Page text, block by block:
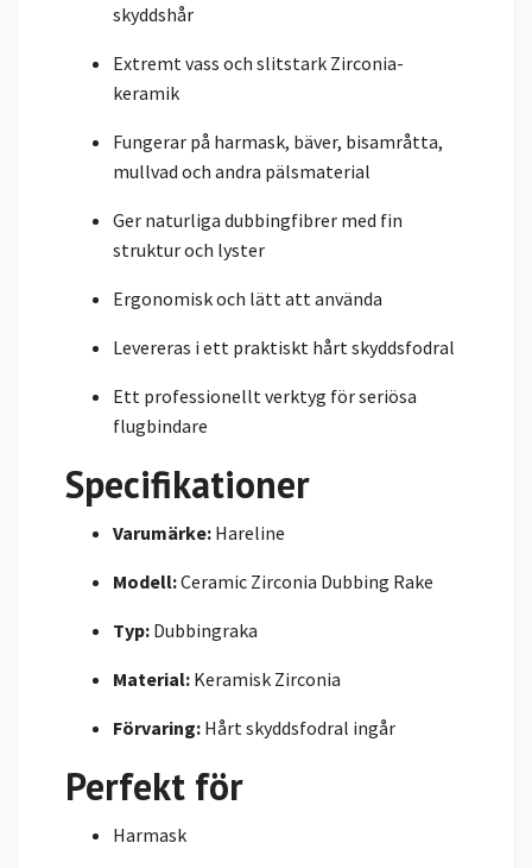
skyddshår
Extremt vass och slitstark Zirconia-
keramik
Fungerar på harmask, bäver, bisamråtta,
mullvad och andra pälsmaterial
Ger naturliga dubbingfibrer med fin
struktur och lyster
Ergonomisk och lätt att använda
Levereras i ett praktiskt hårt skyddsfodral
Ett professionellt verktyg för seriösa
flugbindare
Specifikationer
Varumärke: Hareline
Modell:Ceramic Zirconia Dubbing Rake
Typ: Dubbingraka
Material: Keramisk Zirconia
Förvaring: Hårt skyddsfodral ingår
Perfekt för
Harmask